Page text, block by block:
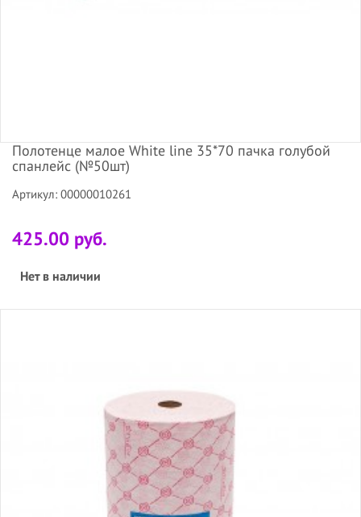
Полотенце малое White line 35*70 пачка голубой
спанлейс (№50шт)
Артикул: 00000010261
425.00 руб.
Нет в наличии